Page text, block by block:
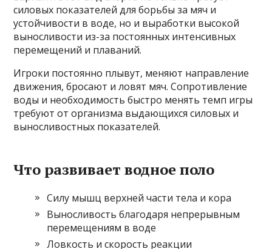
силовых показателей для борьбы за мяч и
устойчивости в воде, но и выработки высокой
выносливости из-за постоянных интенсивных
перемещений и плаваний.
Игроки постоянно плывут, меняют направление
движения, бросают и ловят мяч. Сопротивление
воды и необходимость быстро менять темп игры
требуют от организма выдающихся силовых и
выносливостных показателей.
Что развивает водное поло
Силу мышц верхней части тела и кора
Выносливость благодаря непрерывным
перемещениям в воде
Ловкость и скорость реакции